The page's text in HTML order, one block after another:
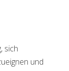
sich
und